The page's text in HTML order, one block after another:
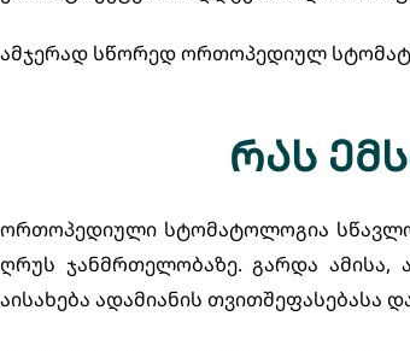
ამჯერად სწორედ ორთოპედიულ
რას
ორთოპედიული სტომატოლოგია
ღრუს ჯანმრთელობაზე. გარდა ამისა,
აისახება ადამიანის თვითშეფასებასა